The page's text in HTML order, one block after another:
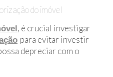
do imóvel
, é crucial investigar
para evitar investir
depreciar com o